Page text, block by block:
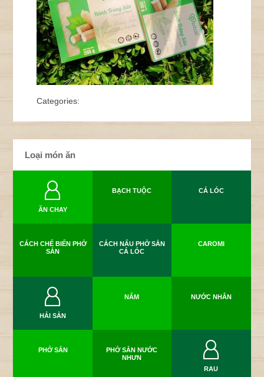
Categories:
Loại món ăn
ĂN CHAY
BẠCH TUỘC CÁ LÓC
CÁCH CHẾ BIẾN PHỞ
SẮN
CÁCH NẤU PHỞ SẮN
CÁ LÓC
CAROMI
HẢI SẢN
NẤM NƯỚC NHÂN
PHỞ SẮN
PHỞ SẮN NƯỚC
NHƯN
RAU